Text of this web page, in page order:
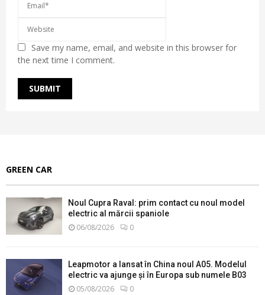
Save my name, email, and website in this browser for
the next time I comment.
GREEN CAR
Noul Cupra Raval: prim contact cu noul model
electric al mărcii spaniole
06/08/2026 0
Leapmotor a lansat în China noul A05. Modelul
electric va ajunge și în Europa sub numele B03
05/08/2026 0